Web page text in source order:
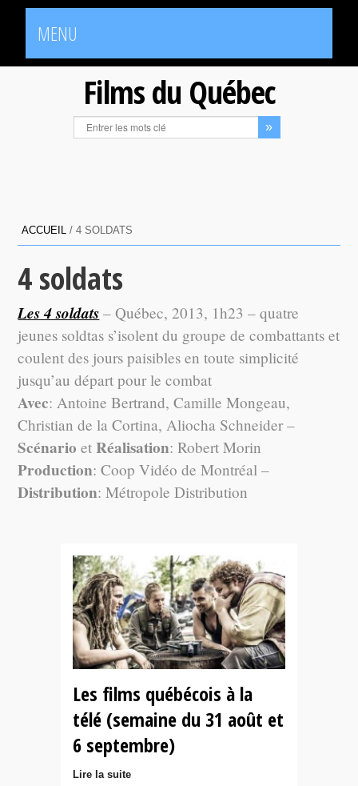
MENU
Films du Québec
ACCUEIL /4 SOLDATS
4 soldats
Les 4 soldats – Québec, 2013, 1h23 – quatre
jeunes soldtas s’isolent du groupe de combattants et
coulent des jours paisibles en toute simplicité
jusqu’au départ pour le combat
Avec: Antoine Bertrand, Camille Mongeau,
Christian de la Cortina, Aliocha Schneider –
Scénario etRéalisation: Robert Morin
Production: Coop Vidéo de Montréal –
Distribution: Métropole Distribution
Les films québécois à la
télé (semaine du 31 août et
6 septembre)
Lire la suite